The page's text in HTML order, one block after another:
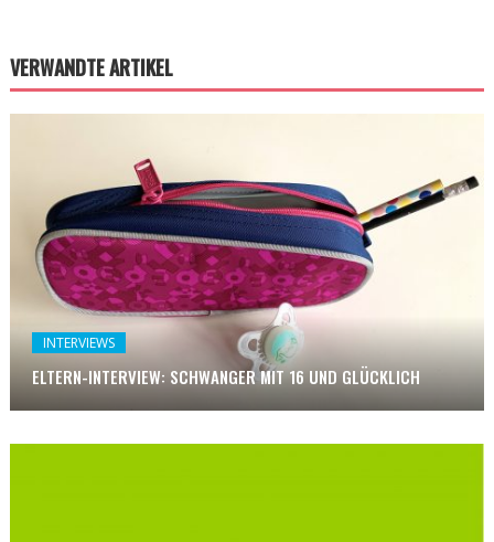
VERWANDTE ARTIKEL
INTERVIEWS
ELTERN-INTERVIEW: SCHWANGER MIT 16 UND GLÜCKLICH